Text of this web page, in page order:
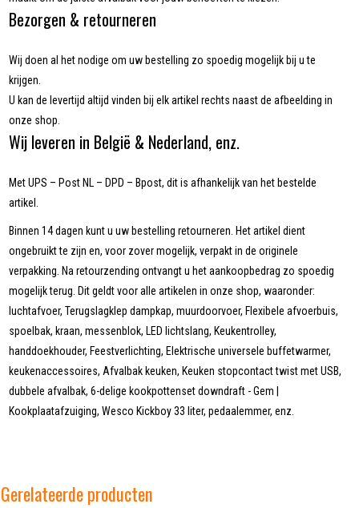
Bezorgen & retourneren
Wij doen al het nodige om uw bestelling zo spoedig mogelijk bij u te
krijgen.
U kan de levertijd altijd vinden bij elk artikel rechts naast de afbeelding in
onze shop.
Wij leveren in België & Nederland, enz.
Met UPS – Post NL – DPD – Bpost, dit is afhankelijk van het bestelde
artikel.
Binnen 14 dagen kunt u uw bestelling retourneren. Het artikel dient
ongebruikt te zijn en, voor zover mogelijk, verpakt in de originele
verpakking. Na retourzending ontvangt u het aankoopbedrag zo spoedig
mogelijk terug. Dit geldt voor alle artikelen in onze shop, waaronder:
luchtafvoer, Terugslagklep dampkap, muurdoorvoer, Flexibele afvoerbuis,
spoelbak, kraan, messenblok, LED lichtslang, Keukentrolley,
handdoekhouder, Feestverlichting, Elektrische universele buffetwarmer,
keukenaccessoires, Afvalbak keuken, Keuken stopcontact twist met USB,
dubbele afvalbak, 6-delige kookpottenset downdraft - Gem |
Kookplaatafzuiging, Wesco Kickboy 33 liter, pedaalemmer, enz.
Gerelateerde producten